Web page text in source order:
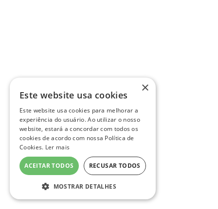
×
Este website usa cookies
Este website usa cookies para melhorar a
experiência do usuário. Ao utilizar o nosso
website, estará a concordar com todos os
cookies de acordo com nossa Política de
Cookies. Ler mais
ACEITAR TODOS RECUSAR TODOS
MOSTRAR DETALHES